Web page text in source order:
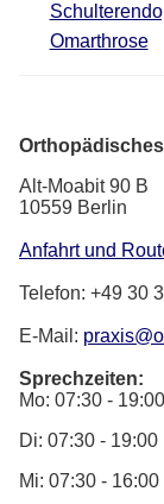
Omarthrose
Alt-Moabit 90 B
10559 Berlin
Anfahrt und
Telefon: +49 30
E-Mail:
Sprechzeiten:
Mo: 07:30 -
Di: 07:30 - 19:00
Mi: 07:30 - 16:00